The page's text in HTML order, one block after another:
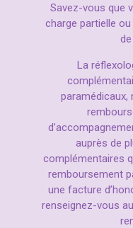
Savez-vous que
charge partielle
La
paramédicaux,
auprès de
complémentaires
remboursement
une facture
renseignez-vous